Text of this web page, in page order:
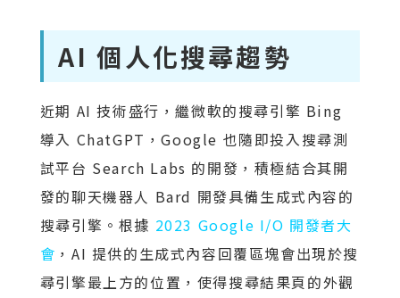
AI 個人化搜尋趨勢
近期 AI 技術盛行，繼微軟的搜尋引擎 Bing
導入 ChatGPT，Google 也隨即投入搜尋測
試平台 Search Labs 的開發，積極結合其開
發的聊天機器人 Bard 開發具備生成式內容的
搜尋引擎。根據 2023 Google I/O 開發者大
會 ，AI 提供的生成式內容回覆區塊會出現於搜
尋引擎最上方的位置，使得搜尋結果頁的外觀